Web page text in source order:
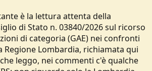
è la lettura attenta della
di Stato n. 03840/2026 sul ricorso
di categoria (GAE) nei confronti
Regione Lombardia, richiamata qui
leggo, nei commenti c'è qualche